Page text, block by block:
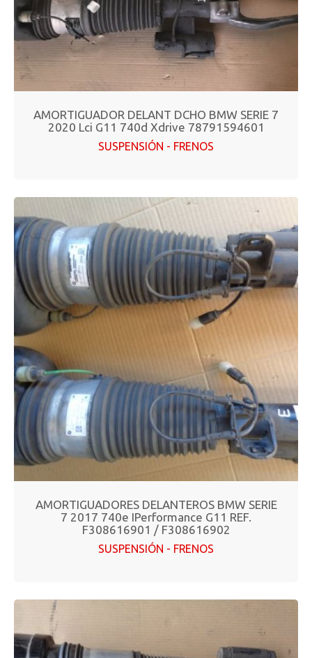
AMORTIGUADOR DELANT DCHO BMW SERIE 7
2020 Lci G11 740d Xdrive 78791594601
SUSPENSIÓN - FRENOS
AMORTIGUADORES DELANTEROS BMW SERIE
7 2017 740e IPerformance G11 REF.
F308616901 / F308616902
SUSPENSIÓN - FRENOS